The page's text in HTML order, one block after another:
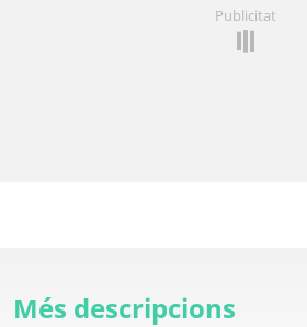
Publicitat
Més descripcions